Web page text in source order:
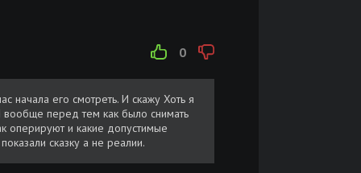
0
начала его смотреть. И скажу Хоть я
вообще перед тем как было снимать
оперируют и какие допустимые
сказку а не реалии.